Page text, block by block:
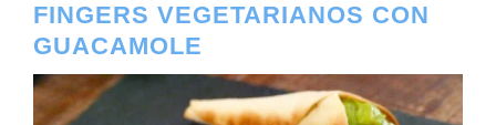
FINGERS VEGETARIANOS CON
GUACAMOLE